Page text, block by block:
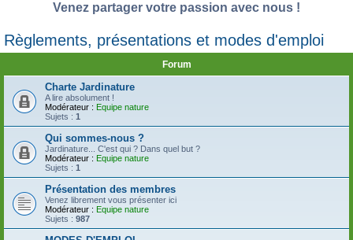
Venez partager votre passion avec nous !
Règlements, présentations et modes d'emploi
Forum
Charte Jardinature
A lire absolument !
Modérateur : Equipe nature
Sujets : 1
Qui sommes-nous ?
Jardinature... C'est qui ? Dans quel but ?
Modérateur : Equipe nature
Sujets : 1
Présentation des membres
Venez librement vous présenter ici
Modérateur : Equipe nature
Sujets : 987